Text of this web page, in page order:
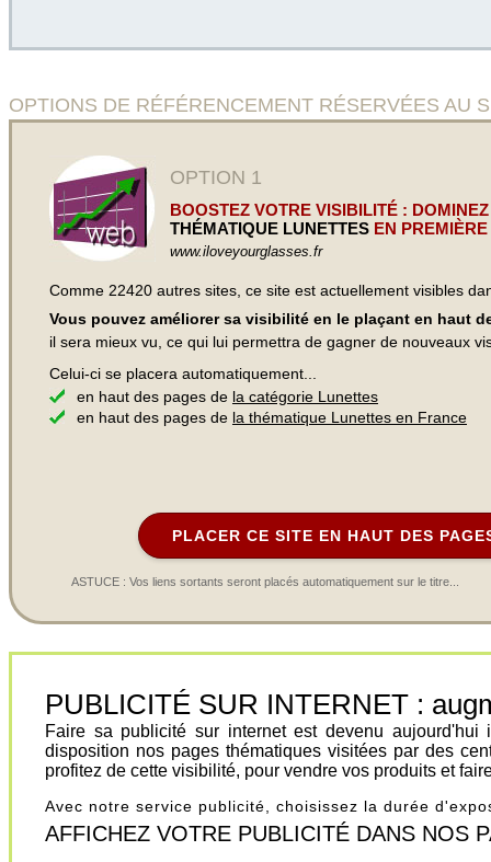
OPTIONS DE RÉFÉRENCEMENT RÉSERVÉES AU
OPTION 1
BOOSTEZ VOTRE VISIBILITÉ :
THÉMATIQUE LUNETTES EN
www.iloveyourglasses.fr
Comme 22420 autres sites, ce site est actuellement visibles
Vous pouvez améliorer sa visibilité en le plaçant en haut
il sera mieux vu, ce qui lui permettra de gagner de nouveaux
Celui-ci se placera automatiquement...
en haut des pages de la catégorie Lunettes
en haut des pages de la thématique Lunettes en France
PLACER CE SITE EN HAUT DES
ASTUCE : Vos liens sortants seront placés automatiquement sur le titre...
PUBLICITÉ SUR INTERNET :
Faire sa publicité sur internet est devenu
disposition nos pages thématiques visitées par des
profitez de cette visibilité, pour vendre vos produits et
Avec notre service publicité, choisissez la durée
AFFICHEZ VOTRE PUBLICITÉ DANS NOS